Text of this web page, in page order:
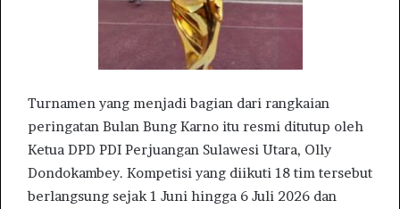
Turnamen yang menjadi bagian dari rangkaian
peringatan Bulan Bung Karno itu resmi ditutup oleh
Ketua DPD PDI Perjuangan Sulawesi Utara, Olly
Dondokambey. Kompetisi yang diikuti 18 tim tersebut
berlangsung sejak 1 Juni hingga 6 Juli 2026 dan